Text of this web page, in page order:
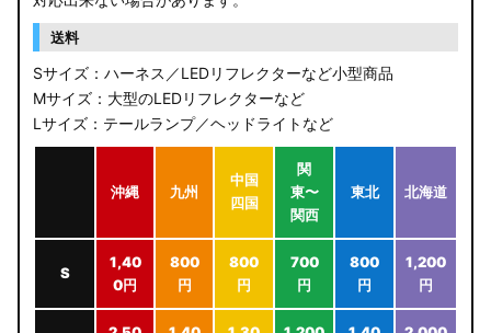
送料
Sサイズ：ハーネス／LEDリフレクターなど小型商品
Mサイズ：大型のLEDリフレクターなど
Lサイズ：テールランプ／ヘッドライトなど
沖縄 九州
中国
四国
関
東〜
関西
東北 北海道
S
1,40
0円
800
円
800
円
700
円
800
円
1,200
円